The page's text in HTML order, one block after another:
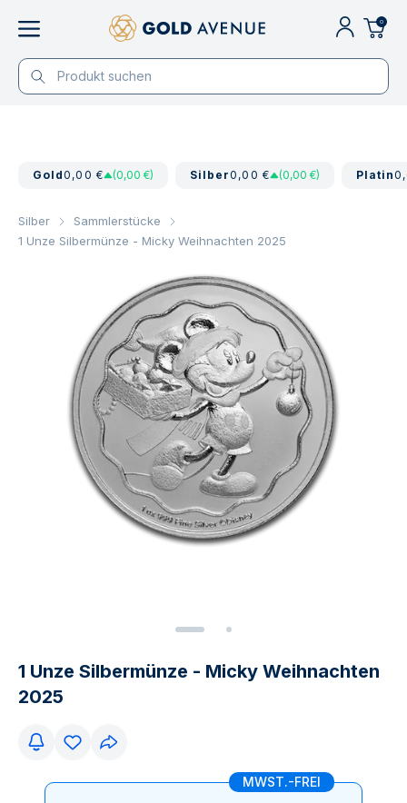
0
Gold0,00 € (0,00 €) Silber0,00 € (0,00 €) Platin
Silber
Sammlerstücke
1 Unze Silbermünze - Micky Weihnachten 2025
1 Unze Silbermünze - Micky Weihnachten
2025
MWST.-FREI